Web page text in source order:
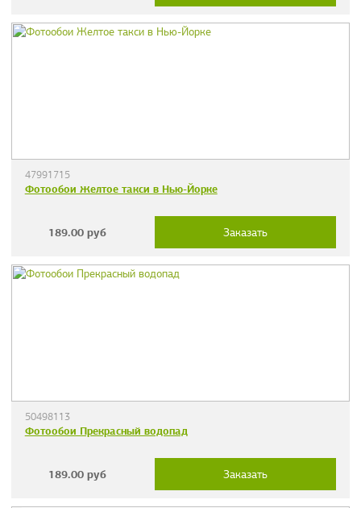
47991715
Фотообои Желтое такси в Нью-Йорке
189.00 руб Заказать
50498113
Фотообои Прекрасный водопад
189.00 руб Заказать